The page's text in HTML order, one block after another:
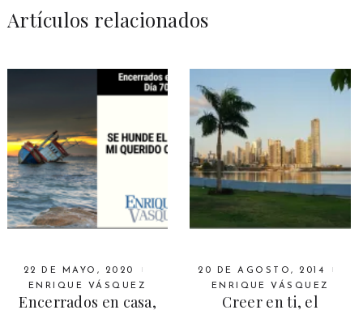
Artículos relacionados
22 DE MAYO, 2020
ENRIQUE VÁSQUEZ
Encerrados en casa,
20 DE AGOSTO, 2014
ENRIQUE VÁSQUEZ
Creer en ti, el